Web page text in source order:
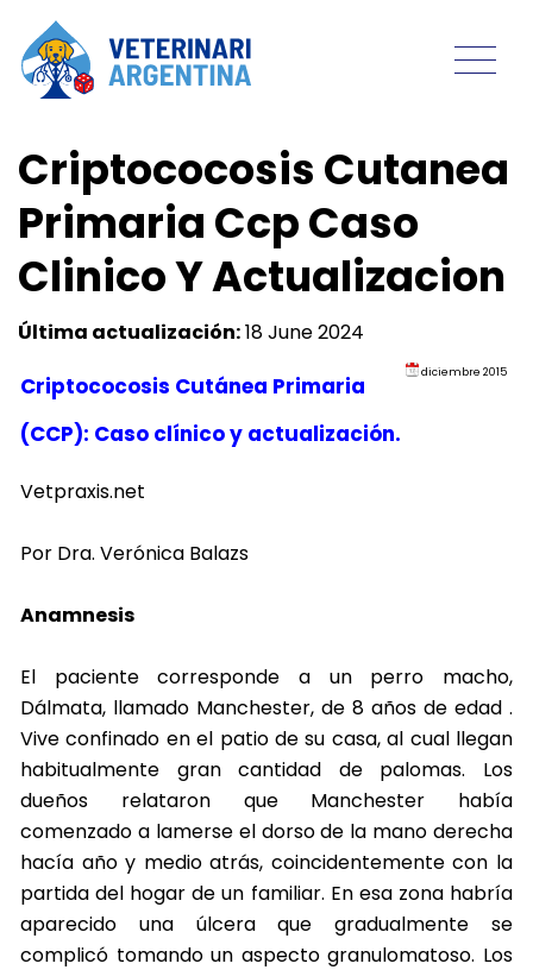
Criptococosis Cutanea
Primaria Ccp Caso
Clinico Y Actualizacion
Última actualización:18 June 2024
diciembre 2015
Criptococosis Cutánea Primaria
(CCP): Caso clínico y actualización.
Vetpraxis.net
Por Dra. Verónica Balazs
Anamnesis
El paciente corresponde a un perro macho,
Dálmata, llamado Manchester, de 8 años de edad .
Vive confinado en el patio de su casa, al cual llegan
habitualmente gran cantidad de palomas. Los
dueños relataron que Manchester había
comenzado a lamerse el dorso de la mano derecha
hacía año y medio atrás, coincidentemente con la
partida del hogar de un familiar. En esa zona habría
aparecido una úlcera que gradualmente se
complicó tomando un aspecto granulomatoso. Los